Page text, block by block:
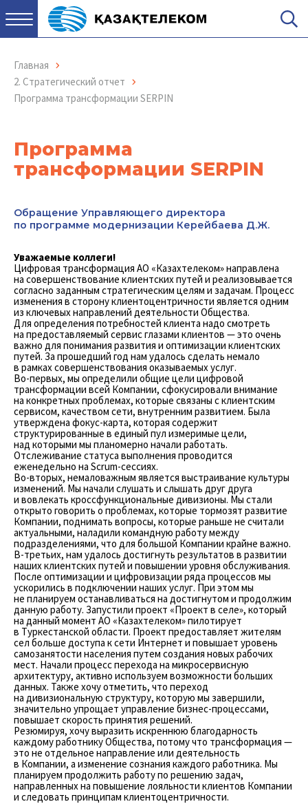
Главная
2. Стратегический отчет
Программа трансформации SERPIN
Программа
трансформации SERPIN
Обращение Управляющего директора
по программе модернизации Керейбаева Д.Ж.
Уважаемые коллеги!
Цифровая трансформация АО «Казахтелеком» направлена
на совершенствование клиентских путей и реализовывается
согласно заданным стратегическим целям и задачам. Процесс
изменения в сторону клиентоцентричности является одним
из ключевых направлений деятельности Общества.
Для определения потребностей клиента надо смотреть
на предоставляемый сервис глазами клиентов — это очень
важно для понимания развития и оптимизации клиентских
путей. За прошедший год нам удалось сделать немало
в рамках совершенствования оказываемых услуг.
Во-первых, мы определили общие цели цифровой
трансформации всей Компании, сфокусировали внимание
на конкретных проблемах, которые связаны с клиентским
сервисом, качеством сети, внутренним развитием. Была
утверждена фокус-карта, которая содержит
структурированные в единый пул измеримые цели,
над которыми мы планомерно начали работать.
Отслеживание статуса выполнения проводится
еженедельно на Scrum-сессиях.
Во-вторых, немаловажным является выстраивание культуры
изменений. Мы начали слушать и слышать друг друга
и вовлекать кроссфункциональные дивизионы. Мы стали
открыто говорить о проблемах, которые тормозят развитие
Компании, поднимать вопросы, которые раньше не считали
актуальными, наладили командную работу между
подразделениями, что для большой Компании крайне важно.
В-третьих, нам удалось достигнуть результатов в развитии
наших клиентских путей и повышении уровня обслуживания.
После оптимизации и цифровизации ряда процессов мы
ускорились в подключении наших услуг. При этом мы
не планируем останавливаться на достигнутом и продолжим
данную работу. Запустили проект «Проект в селе», который
на данный момент АО «Казахтелеком» пилотирует
в Туркестанской ­облас­ти. Проект предоставляет жителям
сел больше доступа к сети Интернет и повышает уровень
самозанятости населения путем создания новых рабочих
мест. Начали процесс перехода на микросервисную
архитектуру, активно используем возможности больших
данных. Также хочу отметить, что переход
на дивизиональную структуру, которую мы завершили,
значительно упрощает управление бизнес-процессами,
повышает скорость принятия решений.
Резюмируя, хочу выразить искреннюю благодарность
каждому работнику Общества, потому что трансформация —
это не отдельное направление или деятельность
в Компании, а изменение сознания каждого работника. Мы
планируем продолжить работу по решению задач,
направленных на повышение лояльности клиентов Компании
и следовать принципам клиентоцентричности.